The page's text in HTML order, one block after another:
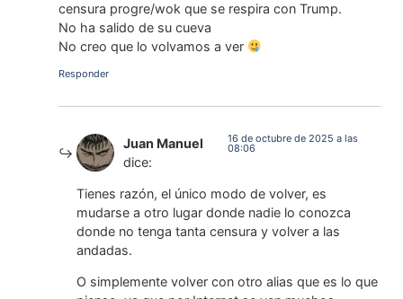
censura progre/wok que se respira con Trump.
No ha salido de su cueva
No creo que lo volvamos a ver
Responder
Juan Manuel
dice:
16 de octubre de 2025 a las
08:06
Tienes razón, el único modo de volver, es
mudarse a otro lugar donde nadie lo conozca
donde no tenga tanta censura y volver a las
andadas.
O simplemente volver con otro alias que es lo que